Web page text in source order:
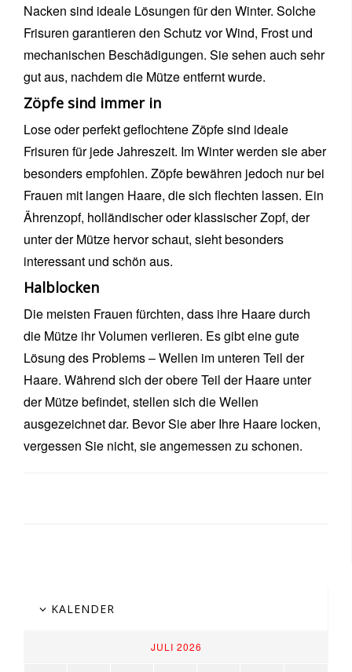
Nacken sind ideale Lösungen für den Winter. Solche
Frisuren garantieren den Schutz vor Wind, Frost und
mechanischen Beschädigungen. Sie sehen auch sehr
gut aus, nachdem die Mütze entfernt wurde.
Zöpfe sind immer in
Lose oder perfekt geflochtene Zöpfe sind ideale
Frisuren für jede Jahreszeit. Im Winter werden sie aber
besonders empfohlen. Zöpfe bewähren jedoch nur bei
Frauen mit langen Haare, die sich flechten lassen. Ein
Ährenzopf, holländischer oder klassischer Zopf, der
unter der Mütze hervor schaut, sieht besonders
interessant und schön aus.
Halblocken
Die meisten Frauen fürchten, dass ihre Haare durch
die Mütze ihr Volumen verlieren. Es gibt eine gute
Lösung des Problems – Wellen im unteren Teil der
Haare. Während sich der obere Teil der Haare unter
der Mütze befindet, stellen sich die Wellen
ausgezeichnet dar. Bevor Sie aber Ihre Haare locken,
vergessen Sie nicht, sie angemessen zu schonen.
KALENDER
JULI 2026